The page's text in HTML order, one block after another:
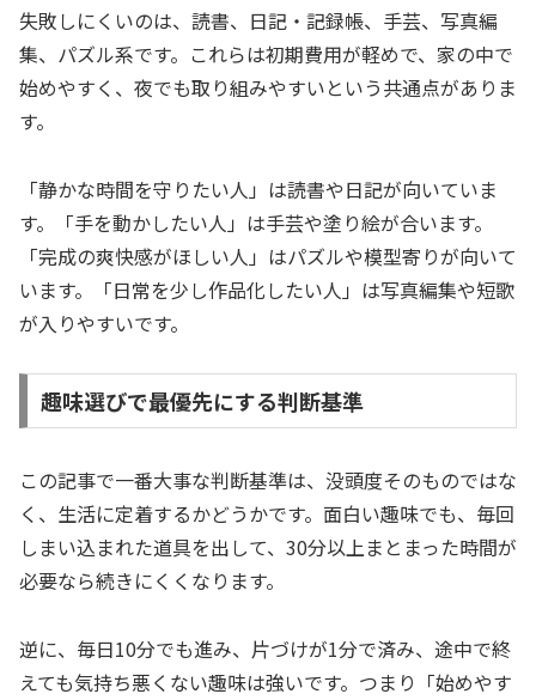
失敗しにくいのは、読書、日記・記録帳、手芸、写真編
集、パズル系です。これらは初期費用が軽めで、家の中で
始めやすく、夜でも取り組みやすいという共通点がありま
す。
「静かな時間を守りたい人」は読書や日記が向いていま
す。「手を動かしたい人」は手芸や塗り絵が合います。
「完成の爽快感がほしい人」はパズルや模型寄りが向いて
います。「日常を少し作品化したい人」は写真編集や短歌
が入りやすいです。
趣味選びで最優先にする判断基準
この記事で一番大事な判断基準は、没頭度そのものではな
く、生活に定着するかどうかです。面白い趣味でも、毎回
しまい込まれた道具を出して、30分以上まとまった時間が
必要なら続きにくくなります。
逆に、毎日10分でも進み、片づけが1分で済み、途中で終
えても気持ち悪くない趣味は強いです。つまり「始めやす